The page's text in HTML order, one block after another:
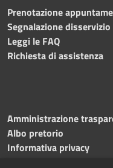
Prenotazione
Segnalazione disservizio
Leggi le FAQ
Richiesta di assistenza
Amministrazione
Albo pretorio
Informativa privacy